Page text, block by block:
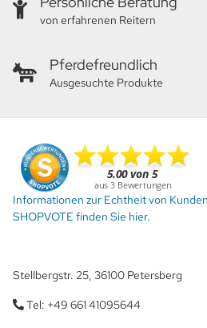
von erfahrenen Reitern
Pferdefreundlich
Ausgesuchte Produkte
Informationen zur Echtheit von
SHOPVOTE finden Sie hier.
Stellbergstr. 25, 36100 Petersberg
Tel: +49 661 41095644